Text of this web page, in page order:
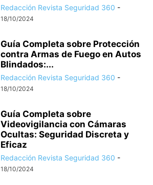
Redacción Revista Seguridad 360 -
18/10/2024
Guía Completa sobre Protección
contra Armas de Fuego en Autos
Blindados:...
Redacción Revista Seguridad 360 -
18/10/2024
Guía Completa sobre
Videovigilancia con Cámaras
Ocultas: Seguridad Discreta y
Eficaz
Redacción Revista Seguridad 360 -
18/10/2024